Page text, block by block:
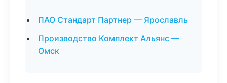
ПАО Стандарт Партнер — Ярославль
Производство Комплект Альянс —
Омск